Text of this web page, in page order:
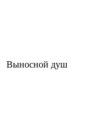
Выносной душ